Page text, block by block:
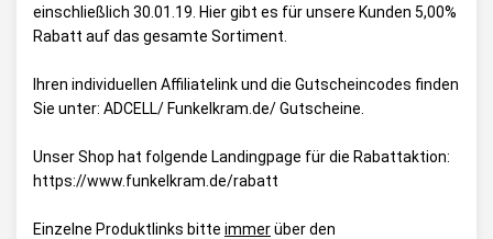
einschließlich 30.01.19. Hier gibt es für unsere Kunden 5,00%
Rabatt auf das gesamte Sortiment.
Ihren individuellen Affiliatelink und die Gutscheincodes finden
Sie unter: ADCELL/ Funkelkram.de/ Gutscheine
Unser Shop hat folgende Landingpage für die Rabattaktion:
https://www.funkelkram.de/rabatt
Einzelne Produktlinks bitte immerüber den